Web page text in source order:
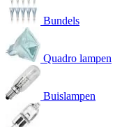
Bundels
Quadro lampen
Buislampen